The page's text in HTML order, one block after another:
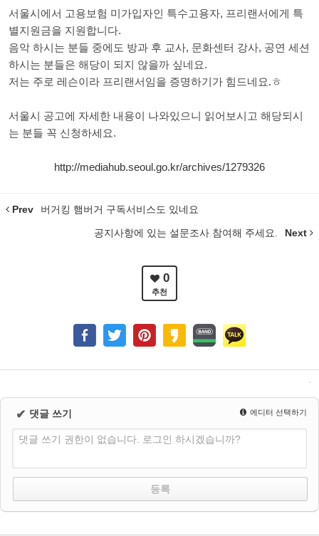
서울시에서 고용보험 미가입자인 특수고용자, 프리랜서에게 특
별지원금을 지원합니다.
음악 하시는 분들 중에도 방과 후 교사, 문화센터 강사, 공연 세션
하시는 분들은 해당이 되지 않을까 싶네요.
저는 주로 레슨이라 프리랜서임을 증명하기가 힘드네요.ㅎ
서울시 공고에 자세한 내용이 나와있으니 읽어보시고 해당되시
는 분들 꼭 신청하세요.
http://mediahub.seoul.go.kr/archives/1279326
Prev 버거킹 햄버거 구독서비스도 있네요
공지사항에 있는 설문조사 참여해 주세요. Next
0
추천
✔ 댓글 쓰기 에디터 선택하기
댓글 쓰기 권한이 없습니다. 로그인 하시겠습니까?